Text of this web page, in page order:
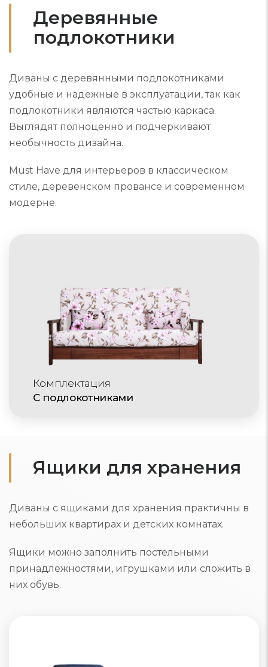
Комплектация
С подлокотниками
Деревянные
подлокотники
Диваны с деревянными подлокотниками
удобные и надежные в эксплуатации, так как
подлокотники являются частью каркаса.
Выглядят полноценно и подчеркивают
необычность дизайна.
Must Have для интерьеров в классическом
стиле, деревенском провансе и современном
модерне.
Ящики для хранения
Диваны с ящиками для хранения практичны в
небольших квартирах и детских комнатах.
Ящики можно заполнить постельными
принадлежностями, игрушками или сложить в
них обувь.